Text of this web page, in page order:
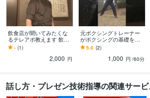
飲食店が聞いてみたくな
るテレアポ教えます 飲食
店が聞きたくなるテレア
ポと聞きたくないテレア
- (1)
2,000 円
元ボクシングトレーナー
がボクシングの基礎を教
えます ボクシングジムに
行きたいけど勇気がでな
いというあなたへ！
5.0 (2)
1,000 円 /60分
話し方・プレゼン技術指導の関連サー